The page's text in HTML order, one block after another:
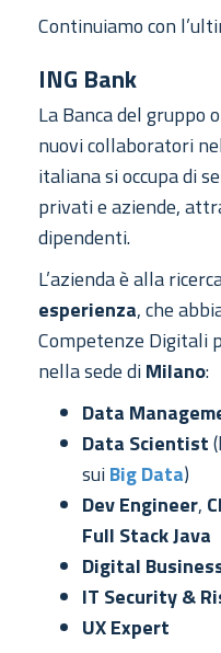
Continuiamo con
ING Bank
La Banca del gruppo
nuovi collaboratori
italiana si occupa di
privati e aziende,
dipendenti.
L’azienda è alla
esperienza, che
Competenze Digitali
nella sede diMilano:
Data
Data Scientist
suiBig Data)
Dev Engineer,
Full Stack Java
Digital
IT Security &
UX Expert